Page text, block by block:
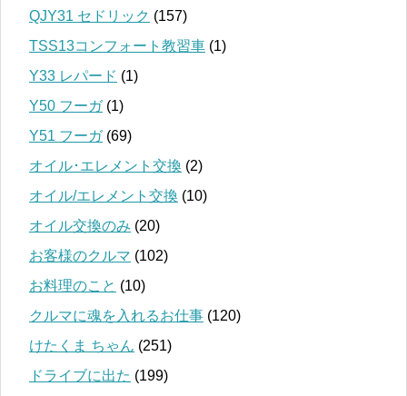
QJY31 セドリック (157)
TSS13コンフォート教習車 (1)
Y33 レパード (1)
Y50 フーガ(1)
Y51 フーガ(69)
オイル･エレメント交換 (2)
オイル/エレメント交換 (10)
オイル交換のみ (20)
お客様のクルマ (102)
お料理のこと (10)
クルマに魂を入れるお仕事 (120)
けたくま ちゃん (251)
ドライブに出た (199)